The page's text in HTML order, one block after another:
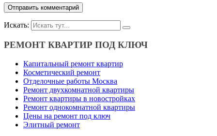
Искать:
РЕМОНТ КВАРТИР ПОД КЛЮЧ
Капитальный ремонт квартир
Косметический ремонт
Отделочные работы Москва
Ремонт двухкомнатной квартиры
Ремонт квартиры в новостройках
Ремонт однокомнатной квартиры
Цены на ремонт под ключ
Элитный ремонт